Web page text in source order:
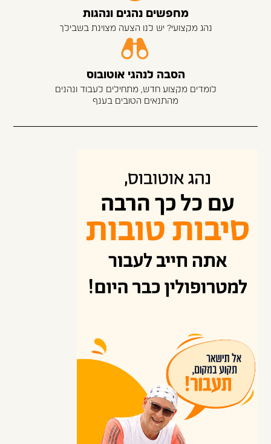
מחפשים נהגים ונהגות
נהג מקצועי? יש לנו הצעה מצוינת בשבילך
הסבה לנהגי אוטובוס
לומדים מקצוע חדש, מתחילים לעבוד ונהנים
מהתנאים הטובים בענף